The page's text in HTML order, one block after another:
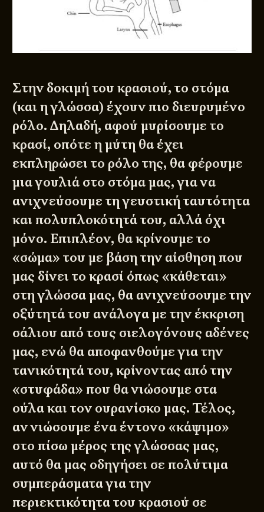
Στην δοκιμή του κρασιού, το στόμα
(και η γλώσσα) έχουν πιο διευρυμένο
ρόλο. Δηλαδή, αφού μυρίσουμε το
κρασί, οπότε η μύτη θα έχει
εκπληρώσει το ρόλο της, θα φέρουμε
μια γουλιά στο στόμα μας, για να
ανιχνεύσουμε τη γευστική ταυτότητα
και πολυπλοκότητά του, αλλά όχι
μόνο. Επιπλέον, θα κρίνουμε το
«σώμα» του με βάση την αίσθηση που
μας δίνει το κρασί όπως «κάθεται»
στη γλώσσα μας, θα ανιχνεύσουμε την
οξύτητά του ανάλογα με την έκκριση
σάλιου από τους σιελογόνους αδένες
μας, ενώ θα αποφανθούμε για την
τανικότητά του, κρίνοντας από την
«στυφάδα» που θα νιώσουμε στα
ούλα και τον ουρανίσκο μας. Τέλος,
αν νιώσουμε ένα έντονο «κάψιμο»
στο πίσω μέρος της γλώσσας μας,
αυτό θα μας οδηγήσει σε πολύτιμα
συμπεράσματα για την
περιεκτικότητα του κρασιού σε